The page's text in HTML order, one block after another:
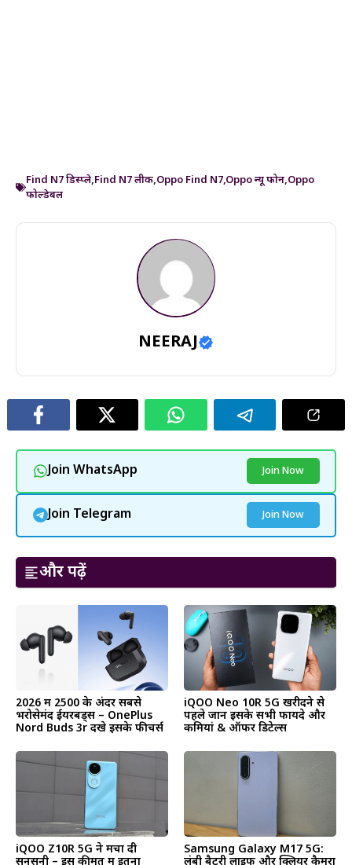
Find N7 डिस्प्ले,Find N7 लीक,Oppo Find N7,Oppo न्यू फोन,Oppo
फोल्डेबल
NEERAJ
Join WhatsApp Join Now
Join Telegram Join Now
और पढ़ें
2026 में ₹2500 के अंदर सबसे
भरोसेमंद ईयरबड्स – OnePlus
Nord Buds 3r देंखे इसके फीचर्स
iQOO Neo 10R 5G खरीदने से
पहले जानें इसके सभी फायदे और
कमियां & ऑफर डिटेल्स
iQOO Z10R 5G ने मचा दी
Samsung Galaxy M17 5G: